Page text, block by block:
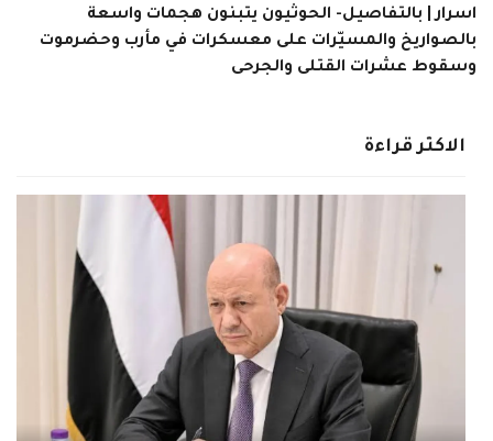
اسرار | بالتفاصيل- الحوثيون يتبنون هجمات واسعة
بالصواريخ والمسيّرات على معسكرات في مأرب وحضرموت
وسقوط عشرات القتلى والجرحى
الاكثر قراءة